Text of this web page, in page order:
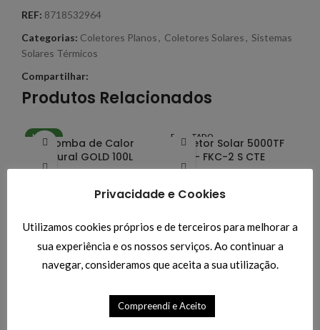
REF: 8718532964
Categorias: Coletores Planos, Coletores Solares, Sistemas
Solares Térmicos
Compartilhar:
Produtos Relacionados
NOVOBomba de Calor
Mural GOLD 100L
Bombas de
Calor
ESGOTADO
Coletor Solar 5000TF
– FKC-2 S CTE
Térmicos,
682.70€
Privacidade e Cookies
Utilizamos cookies próprios e de terceiros para melhorar a
sua experiência e os nossos serviços. Ao continuar a
navegar, consideramos que aceita a sua utilização.
Compreendi e Aceito